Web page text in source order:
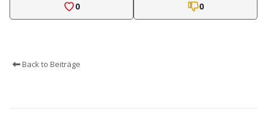
0 0
Back to Beiträge